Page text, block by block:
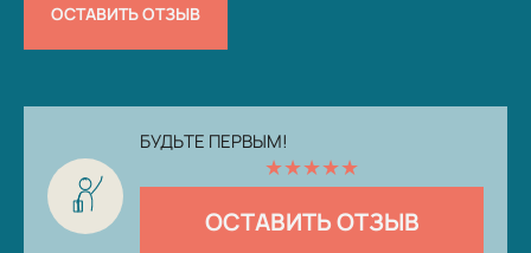
ОСТАВИТЬ ОТЗЫВ
БУДЬТЕ ПЕРВЫМ!
★★★★★
ОСТАВИТЬ ОТЗЫВ